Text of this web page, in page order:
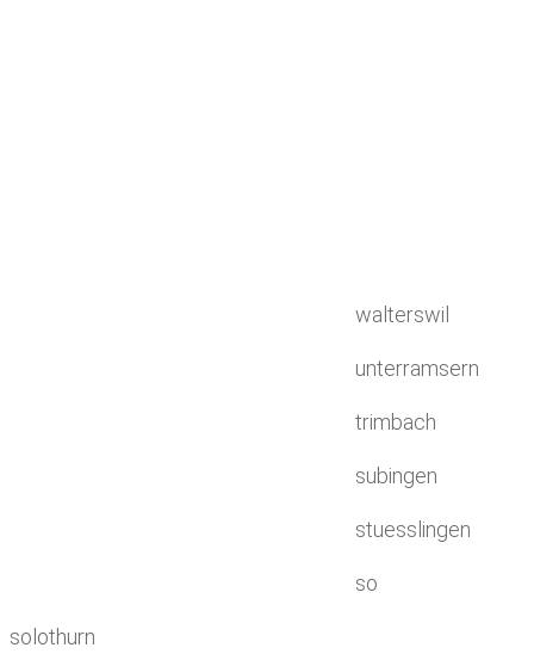
walterswil
unterramsern
trimbach
subingen
stuesslingen
so
solothurn